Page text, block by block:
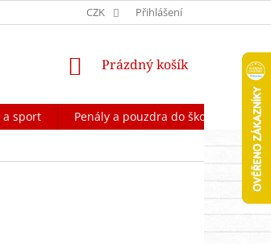
FORMULÁŘ NA ODSTOUPENÍ OD
CZK Přihlášení
NÁKUPNÍ
Prázdný košík
a sport Penály a pouzdra do školy